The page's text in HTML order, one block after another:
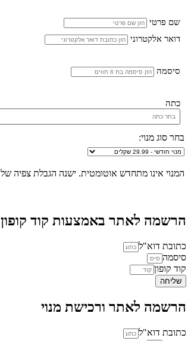
שם פרטי
דואר אלקטרוני
סיסמה
כתה
בחר סוג מנוי:
המנוי אינו מתחדש אוטומטית. ישנה הגבלת צפיה של 20 פתרונות ביום.האתר הינו "שומר שבת", לא ניתן להכנס לאתר ולצפות בפתרונות החל מכניסת שבת/חג ועד לצאת שבת/חג.
הרשמה לאתר באמצעות קוד קופון
כתובת דוא"ל
סיסמה
קוד קופון
שליחה
הרשמה לאתר ורכישת מנוי
כתובת דוא"ל